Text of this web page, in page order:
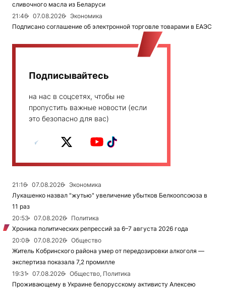
сливочного масла из Беларуси
21:46
07.08.2026
Экономика
Подписано соглашение об электронной торговле товарами в ЕАЭС
Подписывайтесь
на нас в соцсетях, чтобы не
пропустить важные новости (если
это безопасно для вас)
21:16 07.08.2026
Экономика
Лукашенко назвал "жутью" увеличение убытков Белкоопсоюза в
11 раз
20:53
07.08.2026
Политика
Хроника политических репрессий за 6–7 августа 2026 года
20:08
07.08.2026
Общество
Житель Кобринского района умер от передозировки алкоголя —
экспертиза показала 7,2 промилле
19:31
07.08.2026
Общество, Политика
Проживающему в Украине белорусскому активисту Алексею